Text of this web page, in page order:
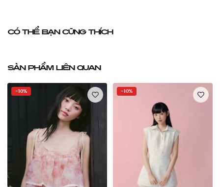
Có thể bạn cũng thích
Sản phẩm liên quan
-10% -10%